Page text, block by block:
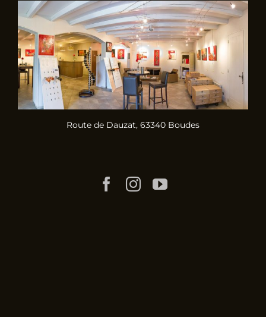
Route de Dauzat, 63340 Boudes